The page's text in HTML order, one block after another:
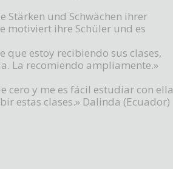
Stärken und Schwächen ihrer
motiviert ihre Schüler und es
que estoy recibiendo sus clases,
La recomiendo ampliamente.»
cero y me es fácil estudiar con ella
estas clases.» Dalinda (Ecuador)